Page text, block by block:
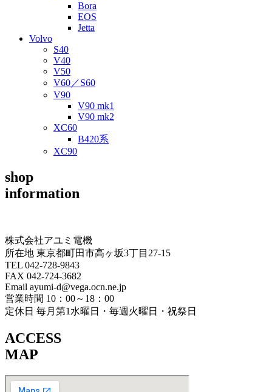
Bora
EOS
Jetta
Volvo
S40
V40
V50
V60／S60
V90
V90 mk1
V90 mk2
XC60
B420系
XC90
shop
information
株式会社アユミ電機
所在地 東京都町田市高ヶ坂3丁目27‐15
TEL 042-728-9843
FAX 042-724-3682
Email ayumi-d@vega.ocn.ne.jp
営業時間 10：00～18：00
定休日 毎月第1水曜日・毎週火曜日・祝祭日
ACCESS
MAP